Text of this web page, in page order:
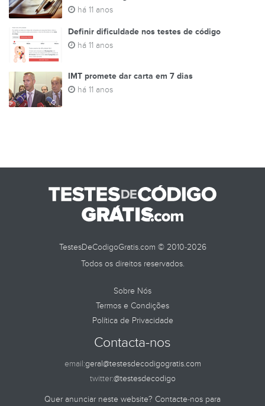
há 11 anos
Definir dificuldade nos testes de código
há 11 anos
IMT promete dar carta em 7 dias
há 11 anos
TestesDeCodigoGratis.com © 2010-2026
Todos os direitos reservados.
Sobre Nós
Termos e Condições
Política de Privacidade
Contacta-nos
email:geral@testesdecodigogratis.com
twitter:@testesdecodigo
Quer anunciar neste website? Contacte-nos para